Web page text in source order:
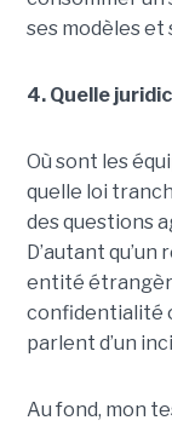
ses modèles et
4. Quelle
Où sont les
quelle loi
des questions
D’autant
entité
confidentialité
parlent d’un
Au fond, mon